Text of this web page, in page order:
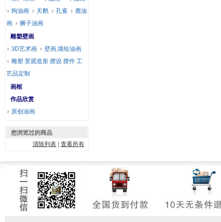
狗油画
天鹅 孔雀
鹿油
画
狮子油画
雕塑壁画
3D艺术画
壁画,墙绘油画
雕塑 景观造形 摆设 摆件 工
艺品定制
画框
作品欣赏
原创油画
您浏览过的商品
清除列表 |查看所有